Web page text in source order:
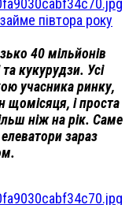
півтора року
40 мільйонів
кукурудзи. Усі
учасника ринку,
щомісяця, і проста
ніж на рік. Саме
зараз